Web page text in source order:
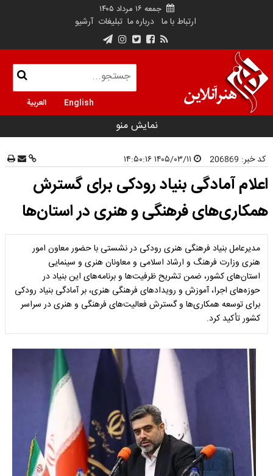
جمعه ۱۶ مرداد ۱۴۰۵
ارتباط با ما درباره ما تبلیغات آرشیو
English العربية
نمایش منو
کد خبر: 206869
اعلام آمادگی بنیاد رودکی برای گسترش
همکاری‌های فرهنگی و هنری در استان‌ها
مدیرعامل بنیاد فرهنگی هنری رودکی در نشستی با حضور معاون امور
هنری وزارت فرهنگ و ارشاد اسلامی و معاونان هنری و سینمایی
استان‌های کشور، ضمن تشریح ظرفیت‌ها و برنامه‌های این بنیاد در
حوزه‌های اجرا، آموزش و رویدادهای فرهنگی هنری، بر آمادگی بنیاد رودکی
برای توسعه همکاری‌ها و گسترش فعالیت‌های فرهنگی و هنری در سراسر
کشور تأکید کرد.